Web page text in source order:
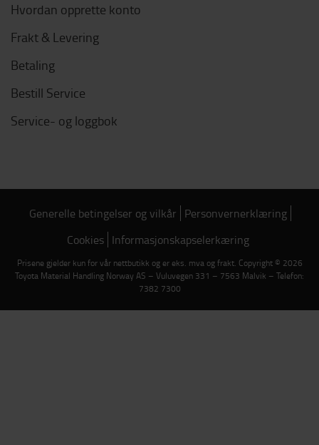
Hvordan opprette konto
Frakt & Levering
Betaling
Bestill Service
Service- og loggbok
Generelle betingelser og vilkår Personvernerklæring
Cookies Informasjonskapselerkæring
Prisene gjelder kun for vår nettbutikk og er eks. mva og frakt. Copyright © 2026
Toyota Material Handling Norway AS – Vuluvegen 331 – 7563 Malvik – Telefon:
7382 7300